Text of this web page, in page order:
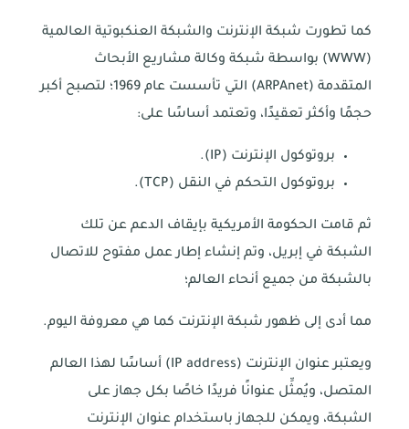
كما تطورت شبكة الإنترنت والشبكة العنكبوتية العالمية
(WWW) بواسطة شبكة وكالة مشاريع الأبحاث
المتقدمة (ARPAnet) التي تأسست عام 1969؛ لتصبح أكبر
حجمًا وأكثر تعقيدًا، وتعتمد أساسًا على:
بروتوكول الإنترنت (IP).
بروتوكول التحكم في النقل (TCP).
ثم قامت الحكومة الأمريكية بإيقاف الدعم عن تلك
الشبكة في إبريل، وتم إنشاء إطار عمل مفتوح للاتصال
بالشبكة من جميع أنحاء العالم؛
مما أدى إلى ظهور شبكة الإنترنت كما هي معروفة اليوم.
ويعتبر عنوان الإنترنت (IP address) أساسًا لهذا العالم
المتصل، ويُمثِّل عنوانًا فريدًا خاصًا بكل جهاز على
الشبكة، ويمكن للجهاز باستخدام عنوان الإنترنت